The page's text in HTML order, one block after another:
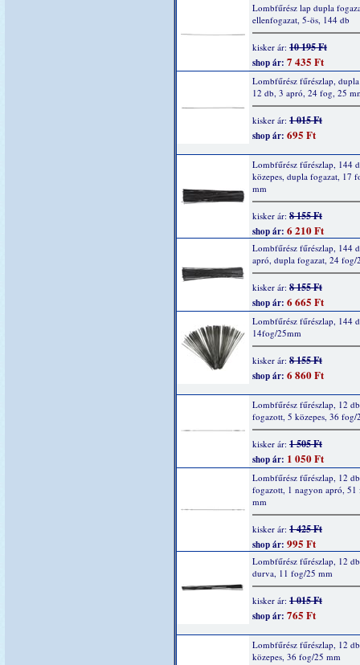
Lombfűrész lap dupla
ellenfogazat, 5-ös, 144 db
kisker ár: 10 195 Ft
shop ár: 7 435 Ft
Lombfűrész fűrészlap,
12 db, 3 apró, 24 fog, 25
kisker ár: 1 015 Ft
shop ár: 695 Ft
Lombfűrész fűrészlap, 144
közepes, dupla fogazat, 17
mm
kisker ár: 8 155 Ft
shop ár: 6 210 Ft
Lombfűrész fűrészlap, 144
apró, dupla fogazat, 24 fog/
kisker ár: 8 155 Ft
shop ár: 6 665 Ft
Lombfűrész fűrészlap, 144
14fog/25mm
kisker ár: 8 155 Ft
shop ár: 6 860 Ft
Lombfűrész fűrészlap, 12
fogazott, 5 közepes, 36 fog/
kisker ár: 1 505 Ft
shop ár: 1 050 Ft
Lombfűrész fűrészlap, 12
fogazott, 1 nagyon apró, 51
mm
kisker ár: 1 425 Ft
shop ár: 995 Ft
Lombfűrész fűrészlap, 12
durva, 11 fog/25 mm
kisker ár: 1 015 Ft
shop ár: 765 Ft
Lombfűrész fűrészlap, 12
közepes, 36 fog/25 mm